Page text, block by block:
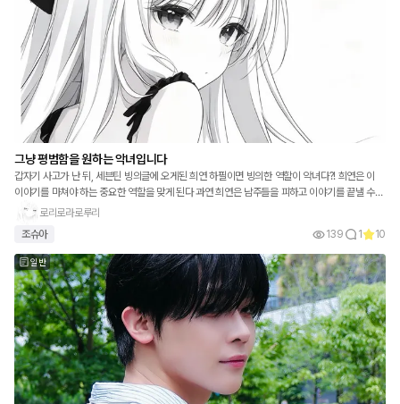
그냥 평범함을 원하는 악녀입니다
갑자기 사고가 난 뒤, 세븐틴 빙의글에 오게된 희연 하필이면 빙의한 역할이 악녀다?! 희연은 이
이야기를 마쳐야 하는 중요한 역할을 맞게 된다 과연 희연은 남주들을 피하고 이야기를 끝낼 수
있을까? (해피엔딩으로 끝난다)
로리로라로루리
조슈아
139 1 10
일반